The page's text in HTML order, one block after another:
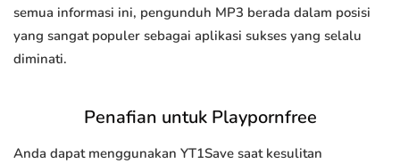
semua informasi ini, pengunduh MP3 berada dalam posisi
yang sangat populer sebagai aplikasi sukses yang selalu
diminati.
Penafian untuk Playpornfree
Anda dapat menggunakan YT1Save saat kesulitan